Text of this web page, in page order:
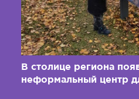
В столице региона
неформальный центр